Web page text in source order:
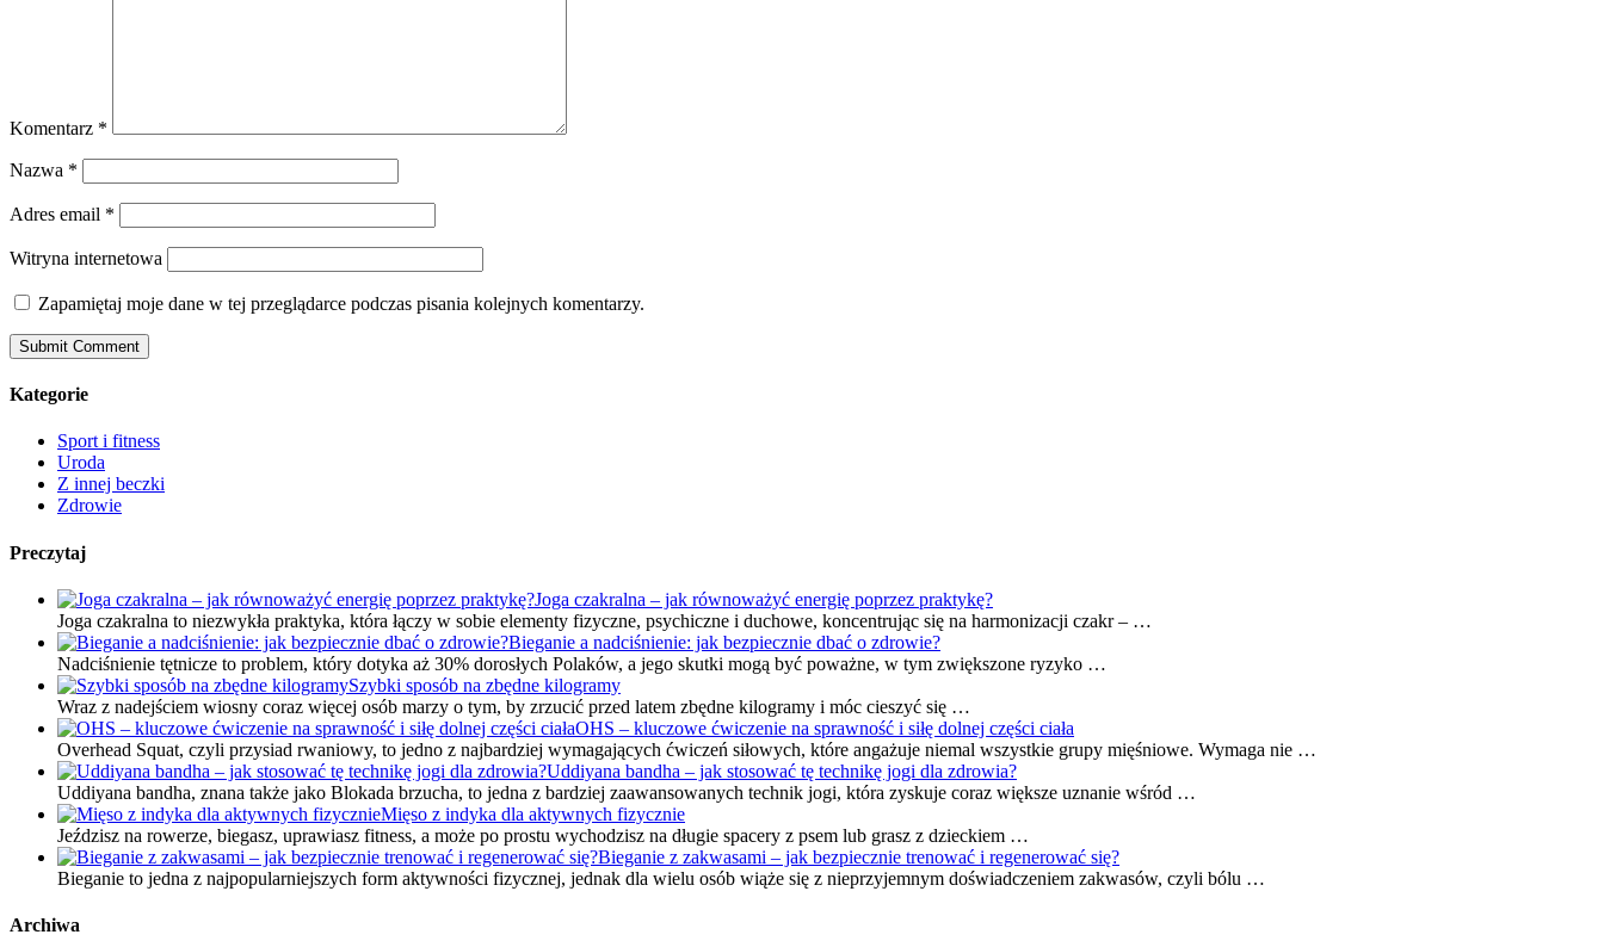
Komentarz *
Nazwa *
Adres email *
Witryna internetowa
Zapamiętaj moje dane w tej przeglądarce podczas pisania kolejnych komentarzy.
Kategorie
Sport i fitness
Uroda
Z innej beczki
Zdrowie
Preczytaj
Joga czakralna – jak równoważyć energię poprzez praktykę?
Joga czakralna to niezwykła praktyka, która łączy w sobie elementy fizyczne, psychiczne i duchowe, koncentrując się na harmonizacji czakr – …
Bieganie a nadciśnienie: jak bezpiecznie dbać o zdrowie?
Nadciśnienie tętnicze to problem, który dotyka aż 30% dorosłych Polaków, a jego skutki mogą być poważne, w tym zwiększone ryzyko …
Szybki sposób na zbędne kilogramy
Wraz z nadejściem wiosny coraz więcej osób marzy o tym, by zrzucić przed latem zbędne kilogramy i móc cieszyć się …
OHS – kluczowe ćwiczenie na sprawność i siłę dolnej części ciała
Overhead Squat, czyli przysiad rwaniowy, to jedno z najbardziej wymagających ćwiczeń siłowych, które angażuje niemal wszystkie grupy mięśniowe. Wymaga nie …
Uddiyana bandha – jak stosować tę technikę jogi dla zdrowia?
Uddiyana bandha, znana także jako Blokada brzucha, to jedna z bardziej zaawansowanych technik jogi, która zyskuje coraz większe uznanie wśród …
Mięso z indyka dla aktywnych fizycznie
Jeździsz na rowerze, biegasz, uprawiasz fitness, a może po prostu wychodzisz na długie spacery z psem lub grasz z dzieckiem …
Bieganie z zakwasami – jak bezpiecznie trenować i regenerować się?
Bieganie to jedna z najpopularniejszych form aktywności fizycznej, jednak dla wielu osób wiąże się z nieprzyjemnym doświadczeniem zakwasów, czyli bólu …
Archiwa